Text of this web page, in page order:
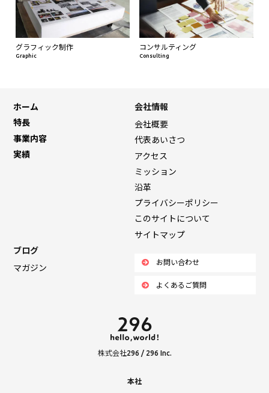
グラフィック制作
Graphic
コンサルティング
Consulting
ホーム
特長
事業内容
実績
会社情報
会社概要
代表あいさつ
アクセス
ミッション
沿革
プライバシーポリシー
このサイトについて
サイトマップ
ブログ
マガジン
お問い合わせ
よくあるご質問
株式会社296 / 296 Inc.
本社